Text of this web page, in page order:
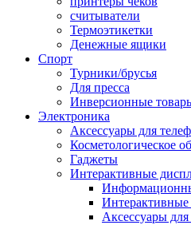
считыватели
Термоэтикетки
Денежные ящики
Спорт
Турники/брусья
Для пресса
Инверсионные
Электроника
Аксессуары для
Косметологическое
Гаджеты
Интерактивные
Аксессуары